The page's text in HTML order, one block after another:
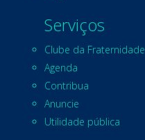
Serviços
Clube da Fraternidade
Agenda
Contribua
Anuncie
Utilidade pública